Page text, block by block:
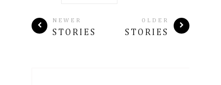
NEWER
STORIES
OLDER
STORIES